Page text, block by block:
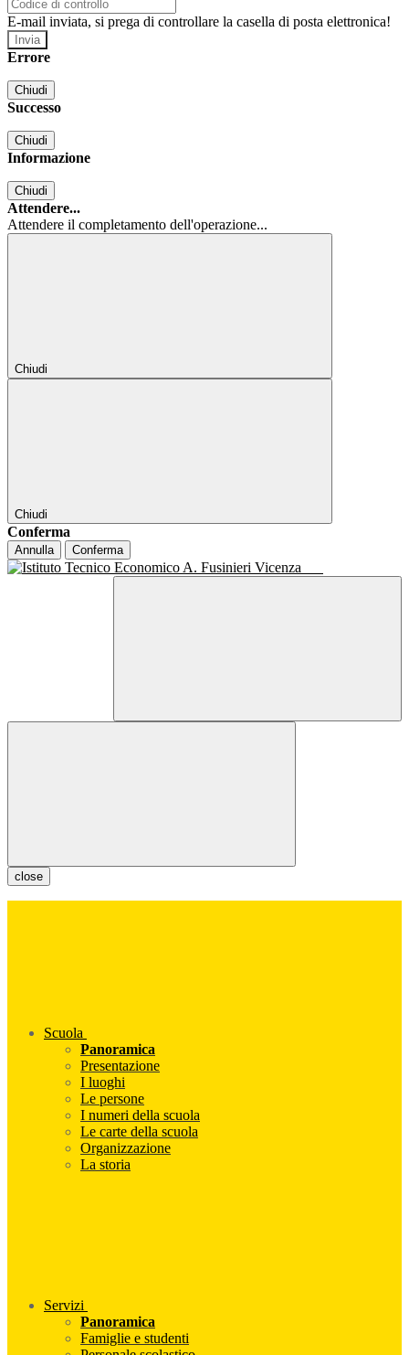
E-mail inviata, si prega di controllare la casella di posta elettronica!
Errore
Chiudi
Successo
Chiudi
Informazione
Chiudi
Attendere...
Attendere il completamento dell'operazione...
Chiudi
Chiudi
Conferma
Annulla Conferma
close
Scuola
Panoramica
Presentazione
I luoghi
Le persone
I numeri della scuola
Le carte della scuola
Organizzazione
La storia
Servizi
Panoramica
Famiglie e studenti